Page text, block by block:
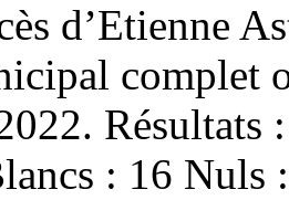
d’Etienne
complet
Résultats
: 16 Nuls